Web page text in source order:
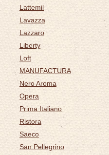
Lattemil
Lavazza
Lazzaro
Liberty
Loft
MANUFACTURA
Nero Aroma
Opera
Prima Italiano
Ristora
Saeco
San Pellegrino